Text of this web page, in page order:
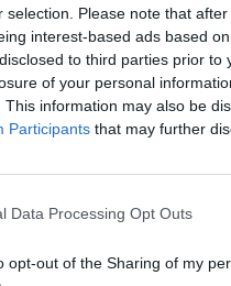
selection. Please note that
interest-based ads based
to third parties prior
of your personal
This information may also be
Participants that may further
Data Processing Opt Outs
opt-out of the Sharing of my
van még egy olyan
válogatott
a periódusban mint
HOZZÁ!